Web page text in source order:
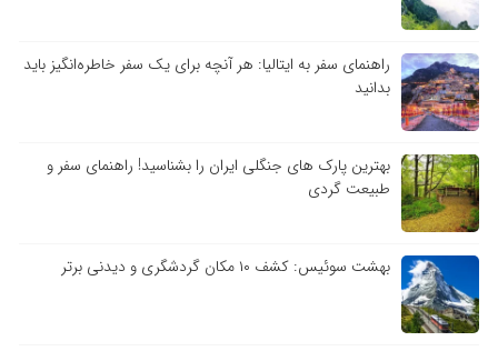
راهنمای سفر به ایتالیا: هر آنچه برای یک سفر خاطره‌انگیز باید
بدانید
بهترین پارک های جنگلی ایران را بشناسید! راهنمای سفر و
طبیعت گردی
بهشت سوئیس: کشف ۱۰ مکان گردشگری و دیدنی برتر